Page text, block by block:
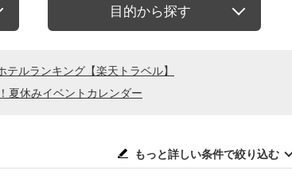
目的から探す
ルランキング【楽天トラベル】
夏休みイベントカレンダー
もっと詳しい条件で絞り込む